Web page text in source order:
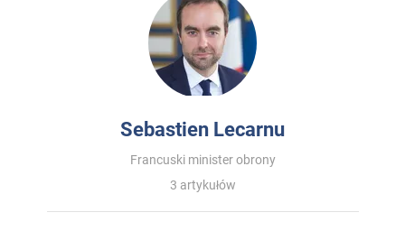
Sebastien Lecarnu
Francuski minister obrony
3 artykułów